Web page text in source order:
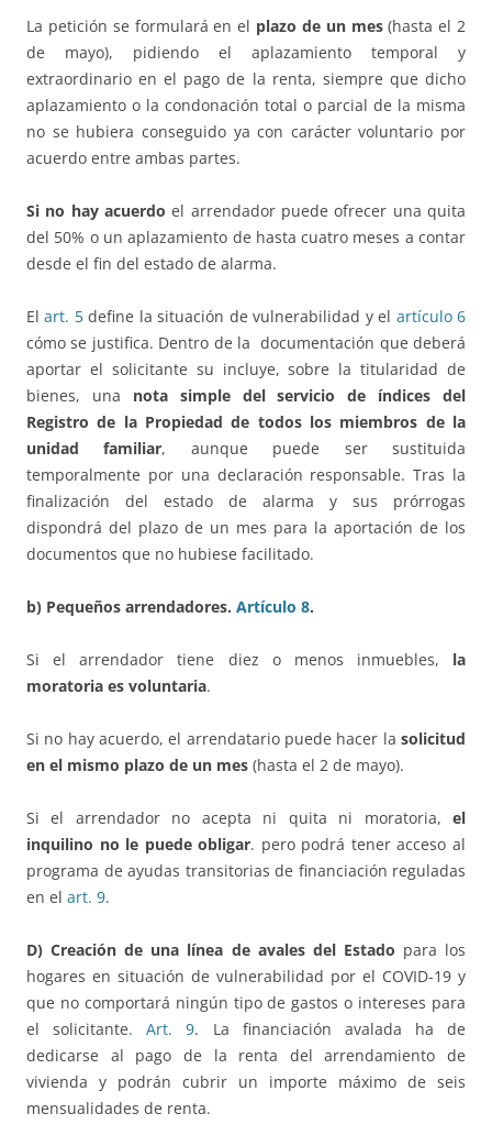
La petición se formulará en el plazo de un mes(hasta el 2
de mayo), pidiendo el aplazamiento temporal y
extraordinario en el pago de la renta, siempre que dicho
aplazamiento o la condonación total o parcial de la misma
no se hubiera conseguido ya con carácter voluntario por
acuerdo entre ambas partes.
Si no hay acuerdo el arrendador puede ofrecer una quita
del 50% o un aplazamiento de hasta cuatro meses a contar
desde el fin del estado de alarma.
Elart. 5define la situación de vulnerabilidad y el artículo 6
cómo se justifica. Dentro de la documentación que deberá
aportar el solicitante su incluye, sobre la titularidad de
bienes, una nota simple del servicio de índices del
Registro de la Propiedad de todos los miembros de la
unidad familiar, aunque puede ser sustituida
temporalmente por una declaración responsable. Tras la
finalización del estado de alarma y sus prórrogas
dispondrá del plazo de un mes para la aportación de los
documentos que no hubiese facilitado.
b) Pequeños arrendadores. Artículo 8.
Si el arrendador tiene diez o menos inmuebles, la
moratoria es voluntaria.
Si no hay acuerdo, el arrendatario puede hacer la solicitud
en el mismo plazo de un mes (hasta el 2 de mayo).
Si el arrendador no acepta ni quita ni moratoria, el
inquilino no le puede obligar. pero podrá tener acceso al
programa de ayudas transitorias de financiación reguladas
en el art. 9.
D) Creación de una línea de avales del Estado para los
hogares en situación de vulnerabilidad por el COVID-19 y
que no comportará ningún tipo de gastos o intereses para
el solicitante. Art. 9. La financiación avalada ha de
dedicarse al pago de la renta del arrendamiento de
vivienda y podrán cubrir un importe máximo de seis
mensualidades de renta.